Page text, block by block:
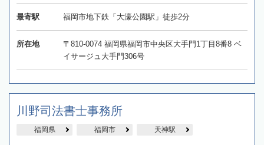
最寄駅 福岡市地下鉄「大濠公園駅」徒歩2分
所在地
〒810-0074 福岡県福岡市中央区大手門1丁目8番8 ベ
イサージュ大手門306号
川野司法書士事務所
福岡県 福岡市 天神駅